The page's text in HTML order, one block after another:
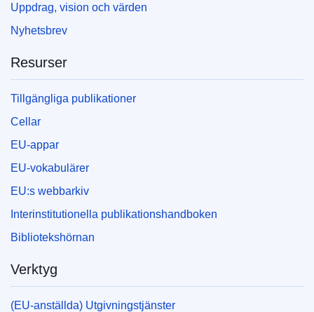
Uppdrag, vision och värden
Nyhetsbrev
Resurser
Tillgängliga publikationer
Cellar
EU-appar
EU-vokabulärer
EU:s webbarkiv
Interinstitutionella publikationshandboken
Bibliotekshörnan
Verktyg
(EU-anställda) Utgivningstjänster